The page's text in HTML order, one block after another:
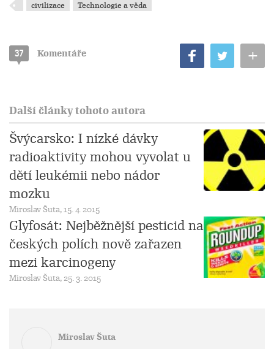
civilizace Technologie a věda
37 Komentáře +
Další články tohoto autora
Švýcarsko: I nízké dávky
radioaktivity mohou vyvolat u
dětí leukémii nebo nádor
mozku
Miroslav Šuta, 15. 4. 2015
Glyfosát: Nejběžnější pesticid na
českých polích nově zařazen
mezi karcinogeny
Miroslav Šuta, 25. 3. 2015
Miroslav Šuta